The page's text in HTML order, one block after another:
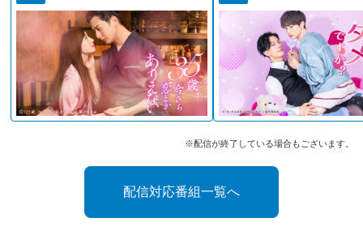
※配信が終了している場合もございます。
配信対応番組一覧へ